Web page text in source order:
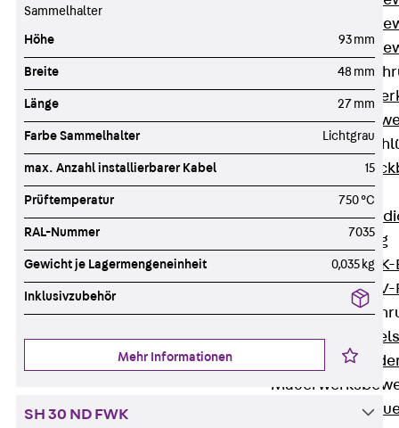
Zurück
FERBOX®
GFK-Bewehrung
Zurück
FIBERNOX®
Zurück
Sammelhalter
Höhe 93 mm
Breite 48 mm
Länge 27 mm
Farbe Sammelhalter Lichtgrau
max. Anzahl installierbarer Kabel 15
Prüftemperatur 750 °C
RAL-Nummer 7035
Gewicht je Lagermengeneinheit 0,035 kg
Inklusivzubehör
Mehr Informationen
SH 30 ND FWK